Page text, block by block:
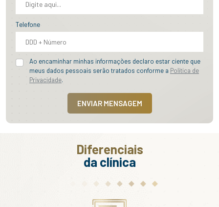
Telefone
Ao encaminhar minhas informações declaro estar ciente que
meus dados pessoais serão tratados conforme a Política de
Privacidade.
ENVIAR MENSAGEM
Diferenciais
da clínica